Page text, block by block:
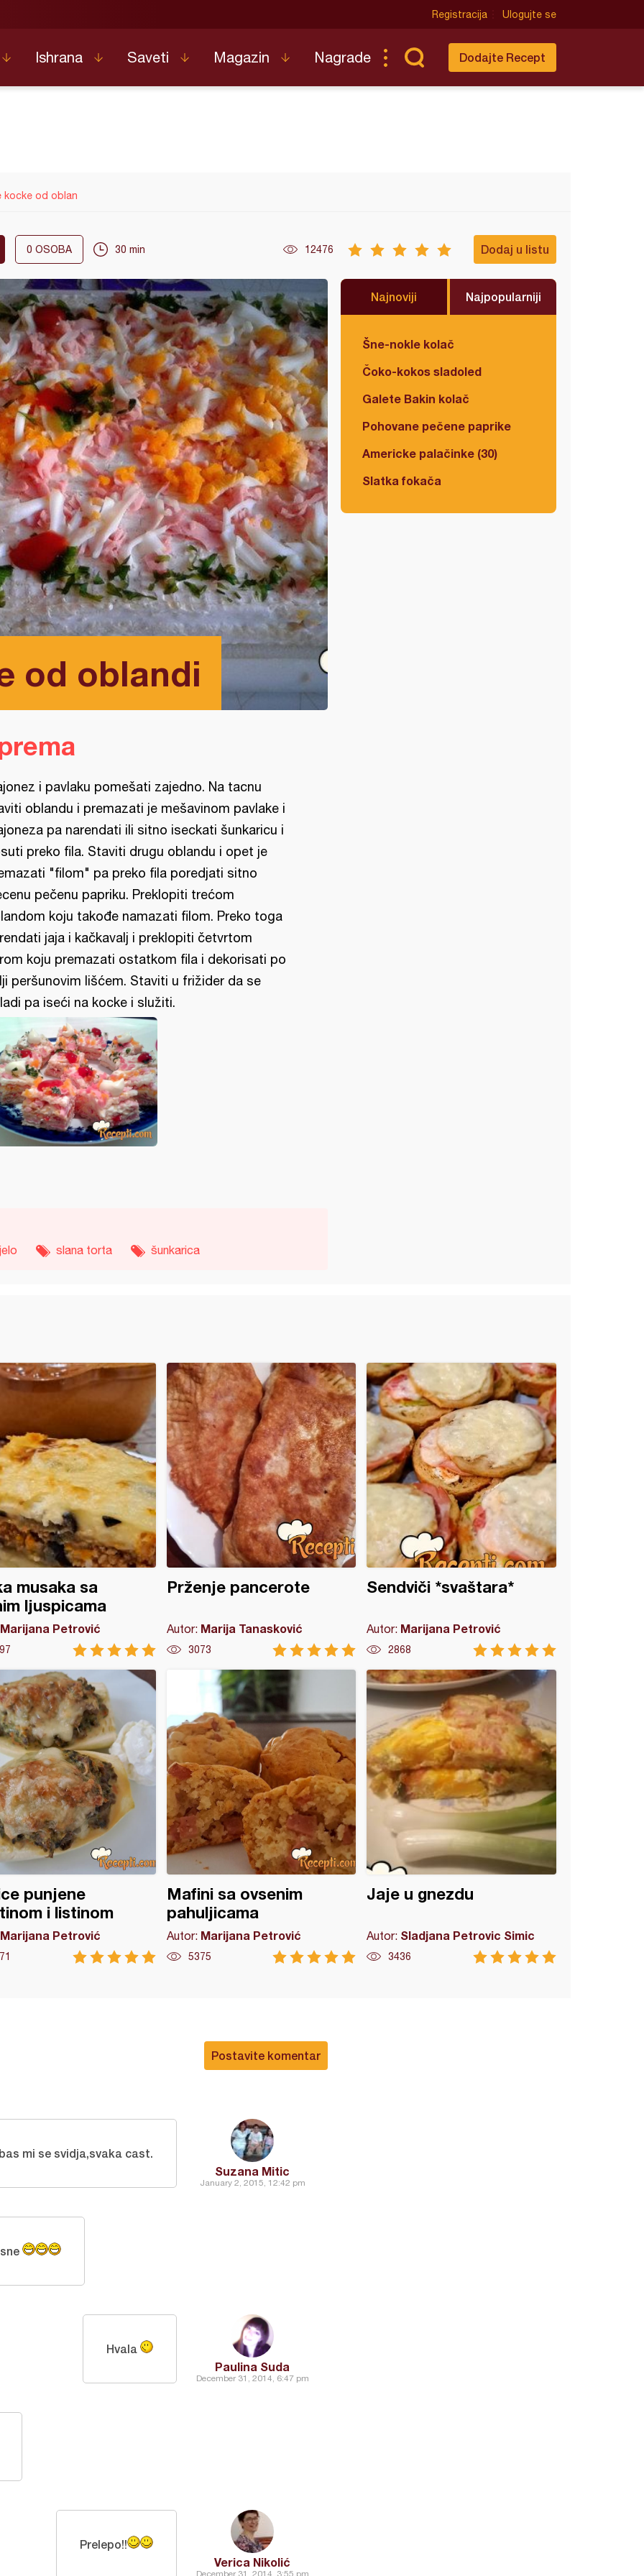
Registracija Ulogujte se
Ishrana Saveti Magazin Nagrade Dodajte Recept
kocke od oblan
0 OSOBA 30 min 12476 Dodaj u listu
od oblandi
Najnoviji Najpopularniji
Šne-nokle kolač
Čoko-kokos sladoled
Galete Bakin kolač
Pohovane pečene paprike
Americke palačinke (30)
Slatka fokača
i pavlaku pomešati zajedno. Na tacnu
oblandu i premazati je mešavinom pavlake i
pa narendati ili sitno iseckati šunkaricu i
preko fila. Staviti drugu oblandu i opet je
"filom" pa preko fila poredjati sitno
pečenu papriku. Preklopiti trećom
koju takođe namazati filom. Preko toga
jaja i kačkavalj i preklopiti četvrtom
koju premazati ostatkom fila i dekorisati po
peršunovim lišćem. Staviti u frižider da se
pa iseći na kocke i služiti.
slana torta šunkarica
musaka sa
ljuspicama
Marijana Petrović
Prženje pancerote
Autor: Marija Tanasković
3073
Sendviči *svaštara*
Autor: Marijana Petrović
2868
punjene
i listinom
Marijana Petrović
Mafini sa ovsenim
pahuljicama
Autor: Marijana Petrović
5375
Jaje u gnezdu
Autor: Sladjana Petrovic Simic
3436
Postavite komentar
Suzana Mitic
January 2, 2015, 12:42 pm
mi se svidja,svaka cast.
Paulina Suda
December 31, 2014, 6:47 pm
Hvala
Verica Nikolić
December 31, 2014, 3:55 pm
Prelepo!!